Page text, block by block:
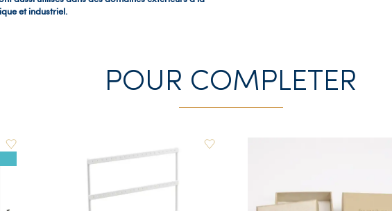
et industriel.
POUR COMPLETER